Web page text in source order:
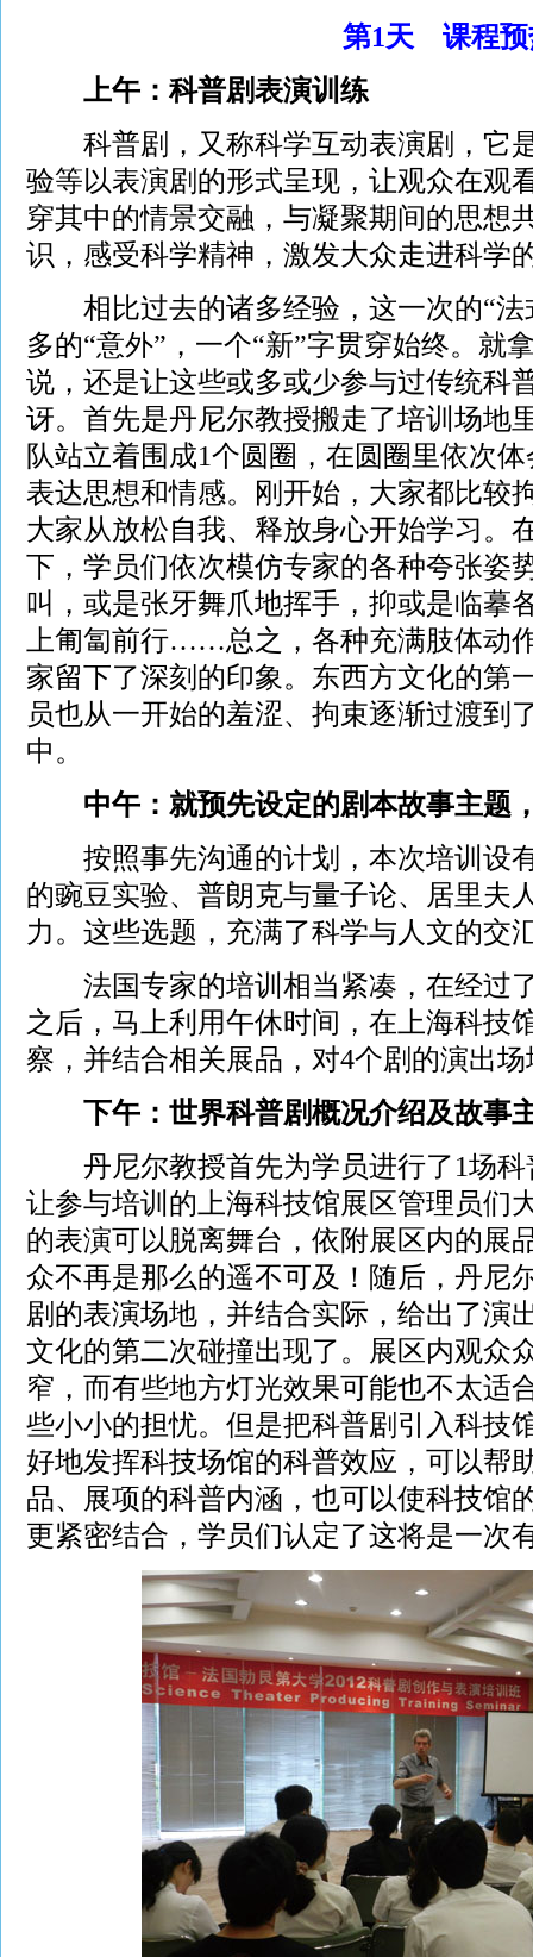
第1天 课程预
上午：科普剧表演训练
科普剧，又称科学互动表演剧，它
验等以表演剧的形式呈现，让观众在观
穿其中的情景交融，与凝聚期间的思想
识，感受科学精神，激发大众走进科学
相比过去的诸多经验，这一次的“法
多的“意外”，一个“新”字贯穿始终。就
说，还是让这些或多或少参与过传统科
讶。首先是丹尼尔教授搬走了培训场地
队站立着围成1个圆圈，在圆圈里依次
表达思想和情感。刚开始，大家都比较
大家从放松自我、释放身心开始学习。
下，学员们依次模仿专家的各种夸张姿
叫，或是张牙舞爪地挥手，抑或是临摹
上匍匐前行……总之，各种充满肢体动
家留下了深刻的印象。东西方文化的第
员也从一开始的羞涩、拘束逐渐过渡到
中。
中午：就预先设定的剧本故事主题
按照事先沟通的计划，本次培训设
的豌豆实验、普朗克与量子论、居里夫
力。这些选题，充满了科学与人文的交
法国专家的培训相当紧凑，在经过
之后，马上利用午休时间，在上海科技
察，并结合相关展品，对4个剧的演出
下午：世界科普剧概况介绍及故事
丹尼尔教授首先为学员进行了1场科
让参与培训的上海科技馆展区管理员们
的表演可以脱离舞台，依附展区内的展
众不再是那么的遥不可及！随后，丹尼
剧的表演场地，并结合实际，给出了演
文化的第二次碰撞出现了。展区内观众
窄，而有些地方灯光效果可能也不太适
些小小的担忧。但是把科普剧引入科技
好地发挥科技场馆的科普效应，可以帮
品、展项的科普内涵，也可以使科技馆
更紧密结合，学员们认定了这将是一次